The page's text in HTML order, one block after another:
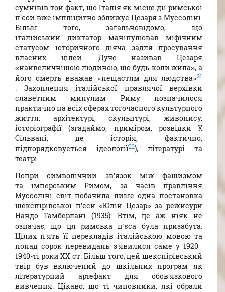
сумнівів той факт, що Італія як місце дії римської
п’єси вже імпліцитно зближує Цезаря з Муссоліні.
Більш того, загальновідомо, що
італійський диктатор маніпулював міфічним
статусом історичного діяча задля просування
власних цілей. Дуче називав Цезаря
«найвеличнішою людиною, що будь-коли жила», а
його смерть вважав «нещастям для людства»21
. Захоплення італійської правлячої верхівки
славетним минулим Риму позначилося
практично на всіх сферах тогочасного культурного
життя: архітектурі, скульптурі, живопису,
історіографії (згадаймо, приміром, розвідки У.
Сільвані, де історія, фактично,
підпорядковується ідеології22), літературі та
театрі.
Попри символічний зв’язок між фашизмом
та імперським Римом, за часів правління
Муссоліні світ побачила лише одна постановка
шекспірівської п’єси «Юлій Цезар» за режисури
Нандо Тамберлані (1935). Втім, це аж ніяк не
означає, що ця римська п’єса була призабута.
Цілих п’ять її перекладів італійською мовою та
понад сорок перевидань з’явилися саме у 1920–
1940-ті роки ХХ ст. Більш того, цей шекспірівський
твір був включений до шкільних програм як
літературний артефакт для обов’язкового
вивчення. Цікаво, що ті чиновники, які обрали